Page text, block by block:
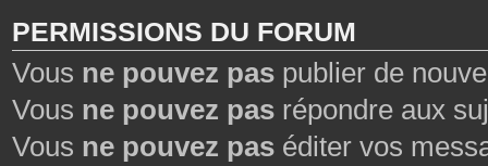
PERMISSIONS DU FORUM
Vous ne pouvez pas publier de
Vous ne pouvez pas répondre aux
Vous ne pouvez pas éditer vos